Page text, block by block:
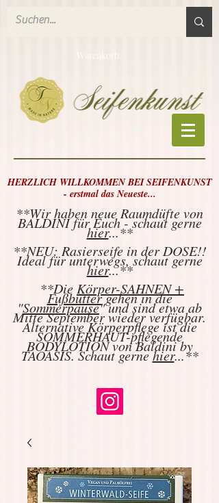
Warenkorb:
HERZLICH WILLKOMMEN BEI SEIFENKUNST
- erstmal das Neueste...
**Wir haben neue Raumdüfte von
BALDINI für Euch - schaut gerne
hier...**
**NEU: Rasierseife in der DOSE!!
Ideal für unterwegs, schaut gerne
hier...**
**Die Körper-SAHNEN +
Fußbuttergehen in die
"Sommerpause" und sind etwa ab
Mitte September wieder verfügbar.
Alternative Körperpflege ist die
SOMMERHAUT-pflegende
BODYLOTION von Baldini by
TAOASIS. Schaut gernehier...**